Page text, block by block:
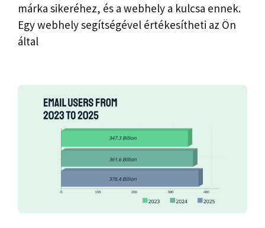
márka sikeréhez, és a webhely a kulcsa ennek.
Egy webhely segítségével értékesítheti az Ön
által